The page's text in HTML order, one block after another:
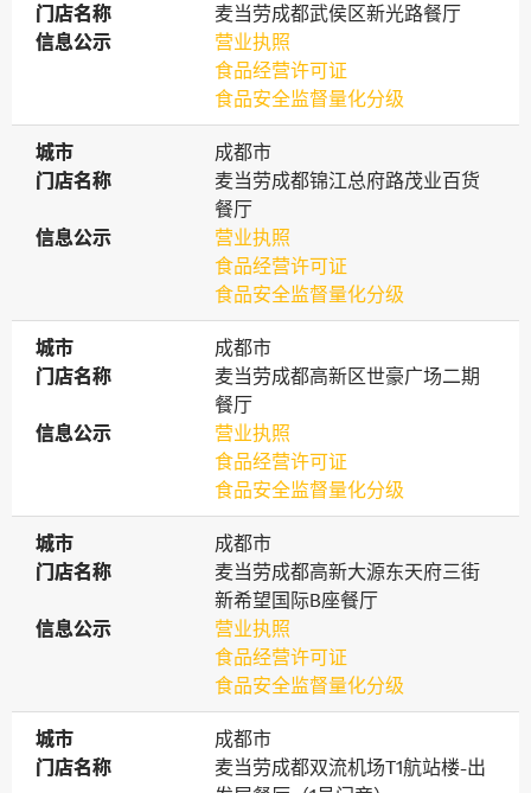
门店名称
门店名称
麦当劳成都武侯区新光路餐厅
信息公示
信息公示
营业执照
食品经营许可证
食品安全监督量化分级
城市
城市
成都市
门店名称
门店名称
麦当劳成都锦江总府路茂业百货
餐厅
信息公示
信息公示
营业执照
食品经营许可证
食品安全监督量化分级
城市
城市
成都市
门店名称
门店名称
麦当劳成都高新区世豪广场二期
餐厅
信息公示
信息公示
营业执照
食品经营许可证
食品安全监督量化分级
城市
城市
成都市
门店名称
门店名称
麦当劳成都高新大源东天府三街
新希望国际B座餐厅
信息公示
信息公示
营业执照
食品经营许可证
食品安全监督量化分级
城市
城市
成都市
门店名称
门店名称
麦当劳成都双流机场T1航站楼-出